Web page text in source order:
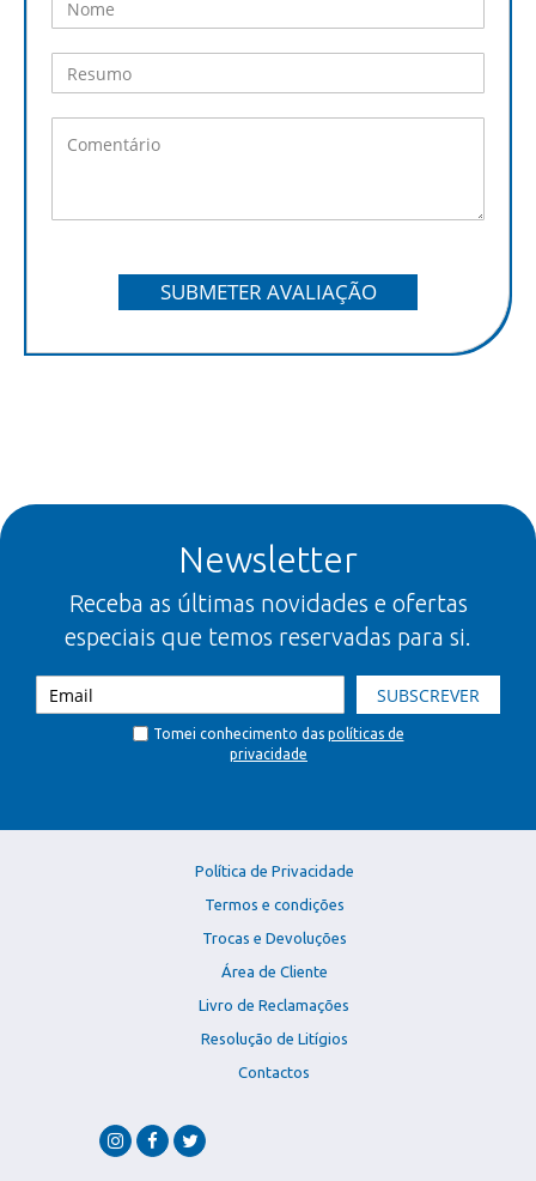
SUBMETER AVALIAÇÃO
Newsletter
Receba as últimas novidades e ofertas
especiais que temos reservadas para si.
SUBSCREVER
Tomei conhecimento das políticas de
privacidade
Política de Privacidade
Termos e condições
Trocas e Devoluções
Área de Cliente
Livro de Reclamações
Resolução de Litígios
Contactos